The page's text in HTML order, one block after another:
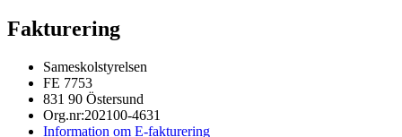
Fakturering
Sameskolstyrelsen
FE 7753
831 90 Östersund
Org.nr:202100-4631
Information om E-fakturering